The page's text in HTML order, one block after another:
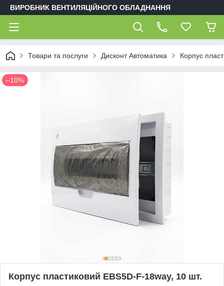
ВИРОБНИК ВЕНТИЛЯЦІЙНОГО ОБЛАДНАННЯ
Товари та послуги Дисконт Автоматика Корпус
–10%
Корпус пластиковий EBS5D-F-18way, 10 шт.